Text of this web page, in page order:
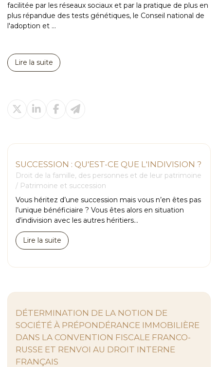
facilitée par les réseaux sociaux et par la pratique de plus en
plus répandue des tests génétiques, le Conseil national de
l'adoption et ...
Lire la suite
SUCCESSION : QU'EST-CE QUE L'INDIVISION ?
Droit de la famille, des personnes et de leur patrimoine
/ Patrimoine et succession
Vous héritez d’une succession mais vous n’en êtes pas
l’unique bénéficiaire ? Vous êtes alors en situation
d’indivision avec les autres héritiers...
Lire la suite
DÉTERMINATION DE LA NOTION DE
SOCIÉTÉ À PRÉPONDÉRANCE IMMOBILIÈRE
DANS LA CONVENTION FISCALE FRANCO-
RUSSE ET RENVOI AU DROIT INTERNE
FRANÇAIS